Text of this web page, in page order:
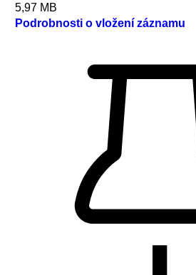
5,97 MB
Podrobnosti o vložení záznamu